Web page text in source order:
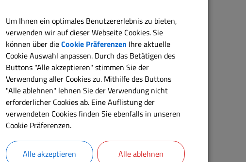
Um Ihnen ein optimales Benutzererlebnis zu bieten,
verwenden wir auf dieser Webseite Cookies. Sie
können über dieCookie Präferenzen Ihre aktuelle
Cookie Auswahl anpassen. Durch das Betätigen des
Buttons "Alle akzeptieren" stimmen Sie der
Verwendung aller Cookies zu. Mithilfe des Buttons
"Alle ablehnen" lehnen Sie der Verwendung nicht
erforderlicher Cookies ab. Eine Auflistung der
verwendeten Cookies finden Sie ebenfalls in unseren
Cookie Präferenzen.
Alle akzeptieren Alle ablehnen